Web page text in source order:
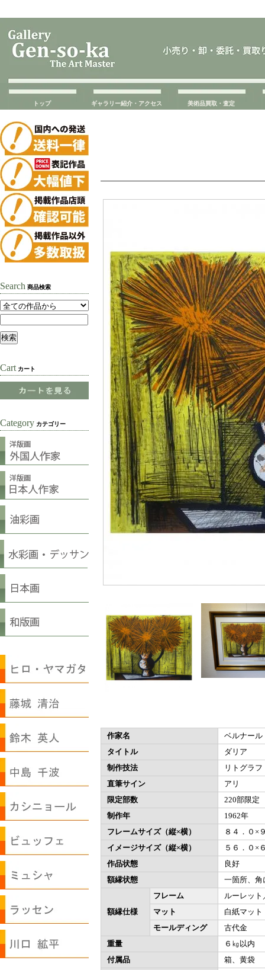
トップ ギャラリー紹介・アクセス 美術品買取・査定
作家名
ベルナール
タイトル
ダリア
制作技法
リトグラフ
直筆サイン
アリ
限定部数
220部限定
制作年
1962年
フレームサイズ（縦×横）
８４．０×
イメージサイズ（縦×横）
５６．０×
作品状態
良好
額縁状態
一箇所、角
額縁仕様
フレーム
ルーレッ
マット
白紙マット
モールディング
古代金
重量
６㎏以内
付属品
箱、黄袋
Search 商品検索
Cart カート
Category カテゴリー